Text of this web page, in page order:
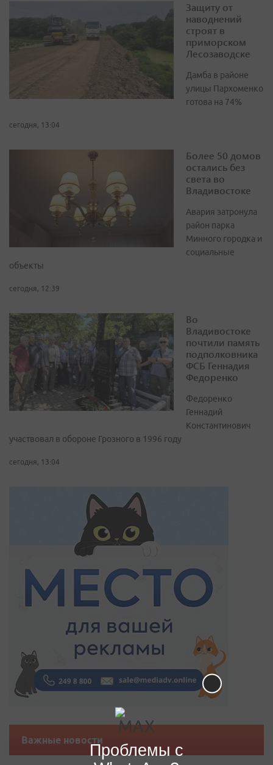
Защиту от
наводнений
строят в
приморском
Лесозаводске
Дамба в районе
улицы Пархоменко
готова на 74%
сегодня, 13:04
Более 50 домов
остались без
света во
Владивостоке
Авария затронула
район парка
Минного городка и
социальные
объекты
сегодня, 12:39
Во
Владивостоке
почтили память
подполковника
ФСБ Геннадия
Федоренко
Федоренко
Геннадий
Константинович
участвовал в обороне Грозного в 1996 году
сегодня, 13:04
Важные новости
Проблемы с